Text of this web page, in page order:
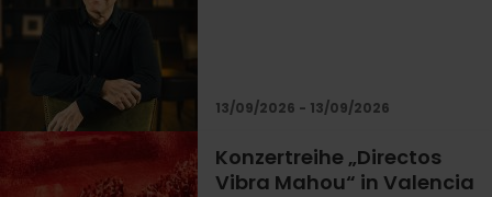
13/09/2026 - 13/09/2026
Konzertreihe „Directos
Vibra Mahou“ in Valencia